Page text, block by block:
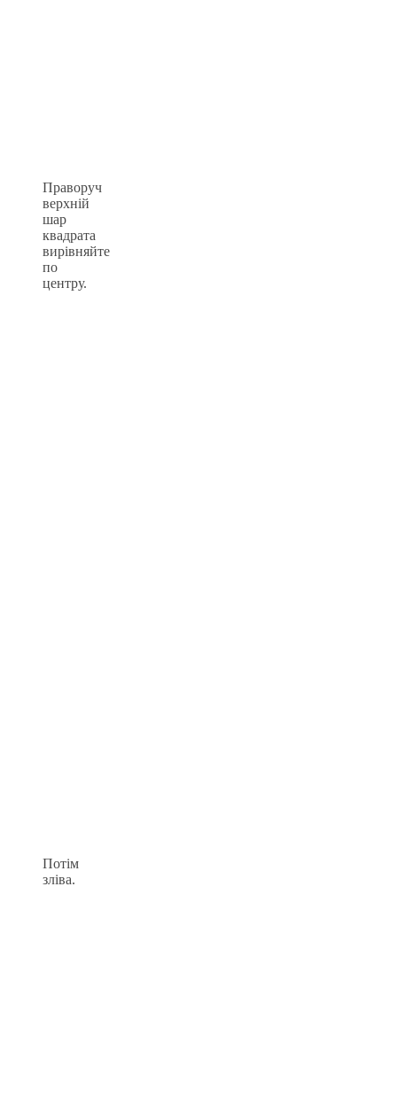
Праворуч
верхній
шар
квадрата
вирівняйте
по
центру.
Потім
зліва.